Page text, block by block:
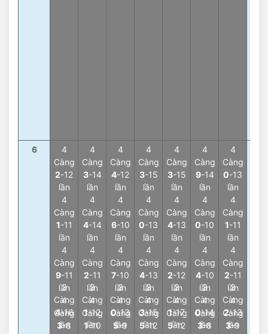
6
4
Càng
2-12
lần
4
Càng
1-11
lần
4
Càng
9-11
lần
4
Càng
3-8
3
Càng
4-16
lần
4
Càng
3-14
lần
4
Càng
4-14
lần
4
Càng
2-11
lần
4
Càng
1-10
3
Càng
1-12
lần
4
Càng
4-12
lần
4
Càng
6-10
lần
4
Càng
7-10
lần
4
Càng
5-9
3
Càng
0-13
lần
4
Càng
3-15
lần
4
Càng
0-13
lần
4
Càng
4-13
lần
4
Càng
5-12
3
Càng
3-15
lần
4
Càng
3-15
lần
4
Càng
4-13
lần
4
Càng
2-12
lần
4
Càng
5-12
3
Càng
1-17
lần
4
Càng
9-14
lần
4
Càng
0-10
lần
4
Càng
4-10
lần
4
Càng
3-8
3
Càng
0-14
lần
4
Càng
0-13
lần
4
Càng
1-11
lần
4
Càng
2-11
lần
4
Càng
3-9
3
Càng
2-13
lần